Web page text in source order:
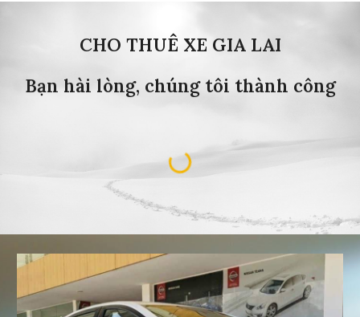
CHO THUÊ XE GIA LAI
Bạn hài lòng, chúng tôi thành công